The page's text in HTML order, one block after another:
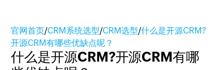
官网首页/CRM系统选型/CRM选型/什么是开源CRM?
开源CRM有哪些优缺点呢？
什么是开源CRM?开源CRM有哪